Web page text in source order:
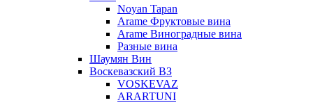
Noyan Tapan
Arame Фруктовые вина
Arame Виноградные вина
Разные вина
Шаумян Вин
Воскевазский ВЗ
VOSKEVAZ
ARARTUNI